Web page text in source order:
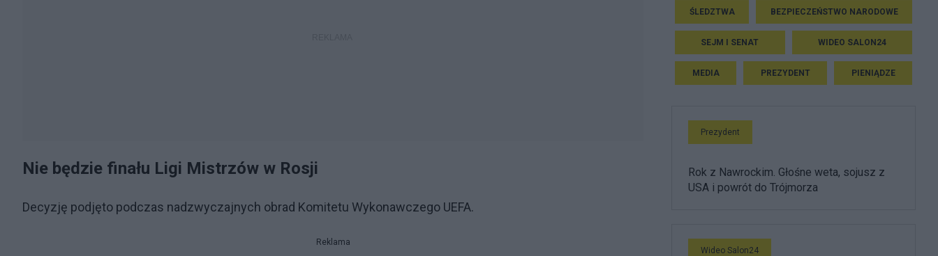
Nie będzie finału Ligi Mistrzów w Rosji
Decyzję podjęto podczas nadzwyczajnych obrad Komitetu Wykonawczego UEFA.
Reklama
ŚLEDZTWA BEZPIECZEŃSTWO NARODOWE
SEJM I SENAT WIDEO SALON24
MEDIA PREZYDENT PIENIĄDZE
Prezydent
Rok z Nawrockim. Głośne weta, sojusz z
USA i powrót do Trójmorza
Wideo Salon24